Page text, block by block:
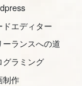
ドエディター
ーランスへの道
グラミング
制作